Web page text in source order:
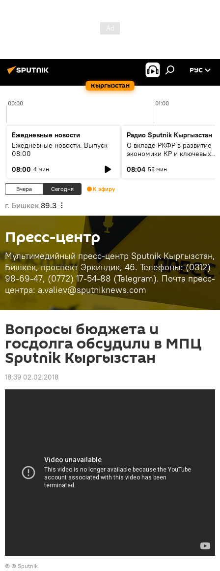
Кыргызстан
РУС
00:00 01:00
Ежедневные новости
Ежедневные новости. Выпуск
08:00
08:00 4 мин
Радио Sputnik Кыргызстан
О вкладе РКФР в развитие
экономики КР и ключевых
08:04 55 мин
Вчера Сегодня К эфиру
г. Бишкек 89.3
Пресс-центр
Мультимедийный пресс-центр Sputnik Кыргызстан,
Бишкек, проспект Эркиндик, 46. Телефоны: (0312)
98-69-47, (0772) 17-54-88 (Telegram). Почта пресс-
центра: a.valiev@sputniknews.com
Вопросы бюджета и
госдолга обсудили в МПЦ
Sputnik Кыргызстан
18:39 02.02.2018
© © Sputnik